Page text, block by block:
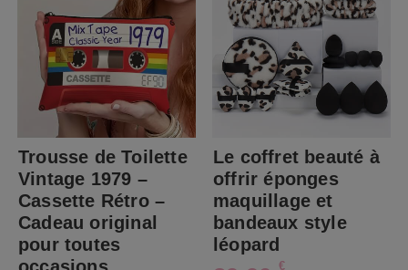
Trousse de Toilette
Vintage 1979 –
Cassette Rétro –
Cadeau original
pour toutes
Le coffret beauté à
offrir éponges
maquillage et
bandeaux style
léopard
€